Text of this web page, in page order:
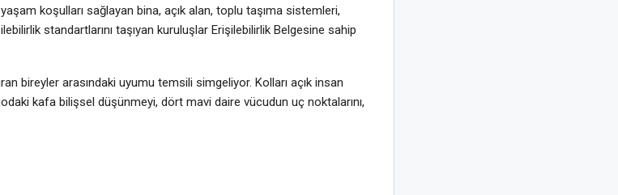
koşulları sağlayan bina, açık alan, toplu taşıma sistemleri,
standartlarını taşıyan kuruluşlar Erişilebilirlik Belgesine sahip
bireyler arasındaki uyumu temsili simgeliyor. Kolları açık insan
kafa bilişsel düşünmeyi, dört mavi daire vücudun uç noktalarını,